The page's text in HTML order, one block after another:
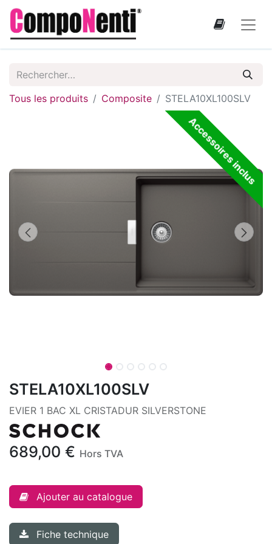
Tous les produits Composite STELA10XL100SLV
Accessoires inclus
STELA10XL100SLV
EVIER 1 BAC XL CRISTADUR SILVERSTONE
689,00 € Hors TVA
Ajouter au catalogue
Fiche technique